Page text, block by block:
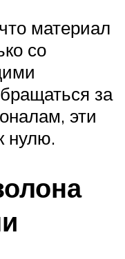
материал
со
за
эти
нулю.